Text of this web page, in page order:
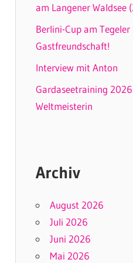
am Langener Waldsee
Berlini-Cup am
Gastfreundschaft!
Interview mit Anton
Gardaseetraining
Weltmeisterin
Archiv
August 2026
Juli 2026
Juni 2026
Mai 2026